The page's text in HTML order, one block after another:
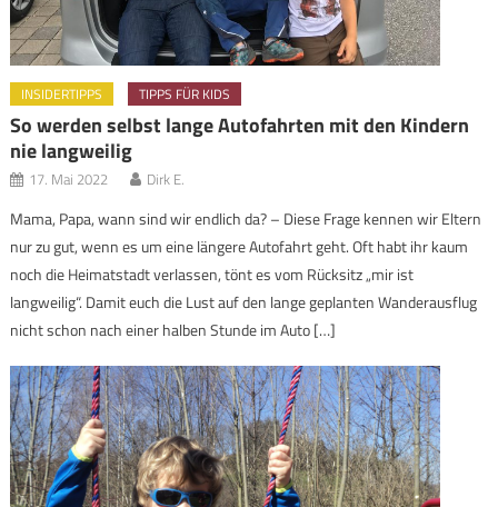
INSIDERTIPPS TIPPS FÜR KIDS
So werden selbst lange Autofahrten mit den Kindern
nie langweilig
17. Mai 2022 Dirk E.
Mama, Papa, wann sind wir endlich da? – Diese Frage kennen wir Eltern
nur zu gut, wenn es um eine längere Autofahrt geht. Oft habt ihr kaum
noch die Heimatstadt verlassen, tönt es vom Rücksitz „mir ist
langweilig“. Damit euch die Lust auf den lange geplanten Wanderausflug
nicht schon nach einer halben Stunde im Auto […]